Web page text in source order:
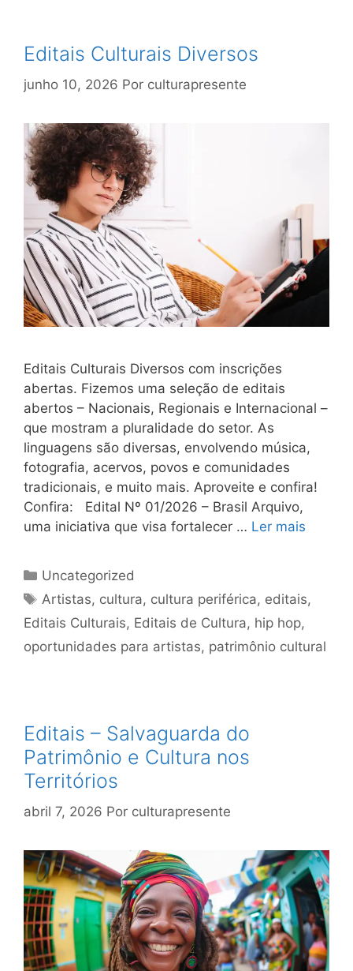
Editais Culturais Diversos
junho 10, 2026 Por culturapresente
Editais Culturais Diversos com inscrições
abertas. Fizemos uma seleção de editais
abertos – Nacionais, Regionais e Internacional –
que mostram a pluralidade do setor. As
linguagens são diversas, envolvendo música,
fotografia, acervos, povos e comunidades
tradicionais, e muito mais. Aproveite e confira!
Confira: Edital Nº 01/2026 – Brasil Arquivo,
uma iniciativa que visa fortalecer … Ler mais
Uncategorized
Artistas, cultura, cultura periférica, editais,
Editais Culturais, Editais de Cultura, hip hop,
oportunidades para artistas, patrimônio cultural
Editais – Salvaguarda do
Patrimônio e Cultura nos
Territórios
abril 7, 2026 Por culturapresente